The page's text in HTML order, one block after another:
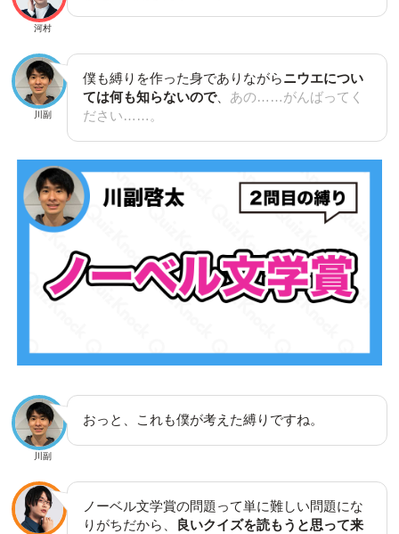
河村
川副
僕も縛りを作った身でありながらニウエについ
ては何も知らないので、 あの……がんばってく
ださい……。
川副
おっと、これも僕が考えた縛りですね。
ノーベル文学賞の問題って単に難しい問題にな
りがちだから、
良いクイズを読もうと思って来